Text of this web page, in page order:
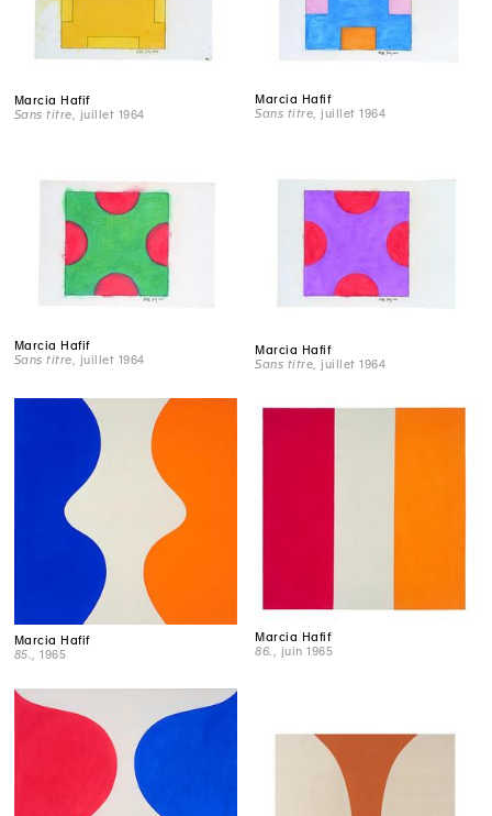
Marcia Hafif
Sans titre , juillet 1964
Marcia Hafif
Sans titre , juillet 1964
Marcia Hafif
Sans titre , juillet 1964
Marcia Hafif
Sans titre , juillet 1964
Marcia Hafif
85.
, 1965
Marcia Hafif
86.
, juin 1965